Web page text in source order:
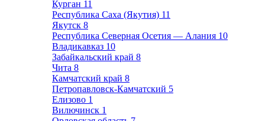
Курган 11
Республика Саха (Якутия) 11
Якутск 8
Республика Северная Осетия — Алания 10
Владикавказ 10
Забайкальский край 8
Чита 8
Камчатский край 8
Петропавловск-Камчатский 5
Елизово 1
Вилючинск 1